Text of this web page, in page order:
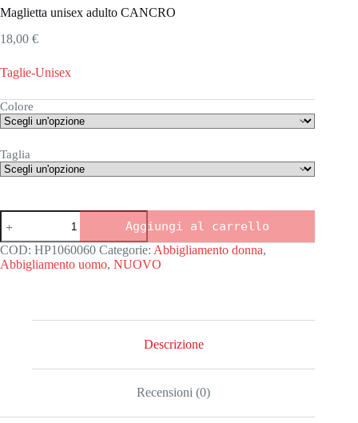
Maglietta unisex adulto CANCRO
18,00 €
Taglie-Unisex
Colore
Taglia
Maglietta
unisex
adulto
CANCRO
quantità
Aggiungi al carrello
COD: HP1060060 Categorie: Abbigliamento donna,
Abbigliamento uomo, NUOVO
Descrizione
Recensioni (0)